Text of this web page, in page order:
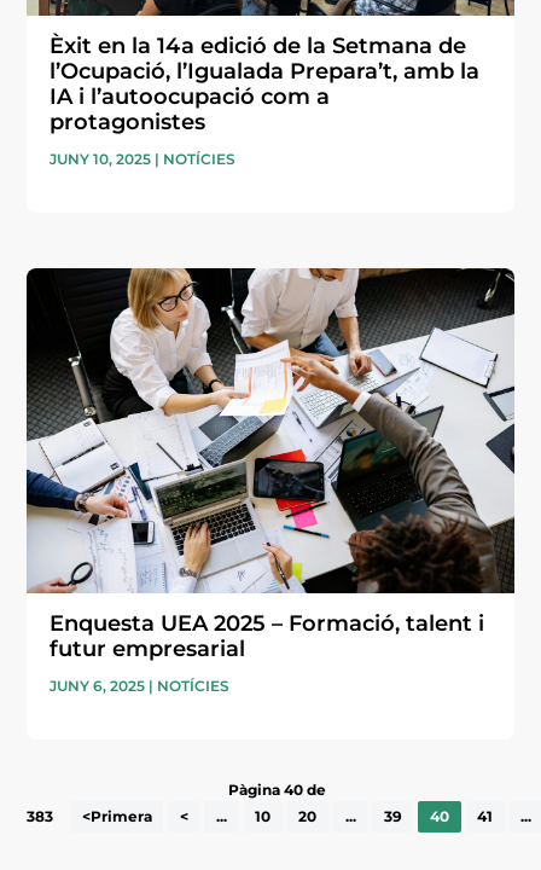
Èxit en la 14a edició de la Setmana de
l’Ocupació, l’Igualada Prepara’t, amb la
IA i l’autoocupació com a
protagonistes
JUNY 10, 2025 | NOTÍCIES
Enquesta UEA 2025 – Formació, talent i
futur empresarial
JUNY 6, 2025 | NOTÍCIES
Pàgina 40 de
383
<Primera < ... 10 20 ... 39 40 41 ...